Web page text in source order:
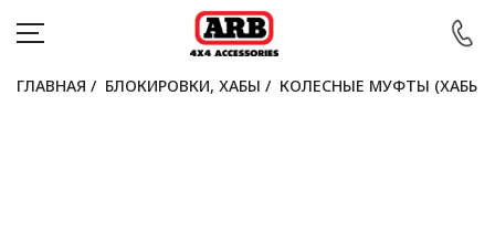
ГЛАВНАЯ / БЛОКИРОВКИ, ХАБЫ / КОЛЕСНЫЕ МУФТЫ (ХАБЫ)